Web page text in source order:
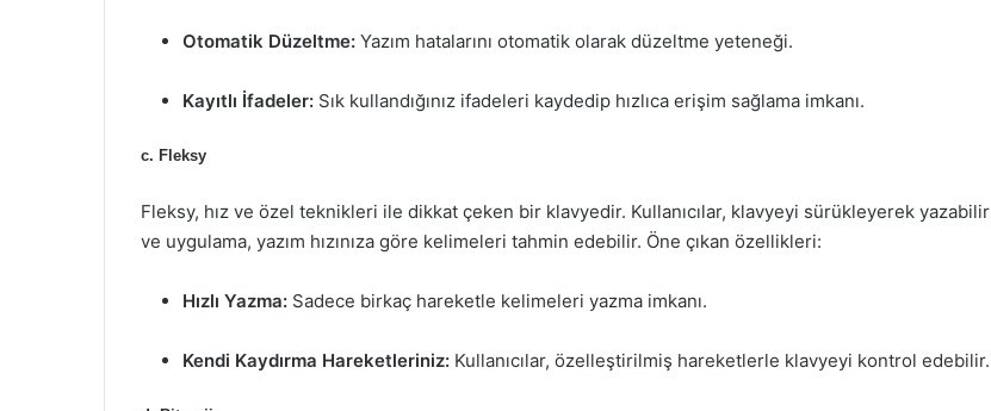
Otomatik Düzeltme: Yazım hatalarını otomatik olarak düzeltme yeteneği.
Kayıtlı İfadeler: Sık kullandığınız ifadeleri kaydedip hızlıca erişim sağlama imkanı.
c. Fleksy
Fleksy, hız ve özel teknikleri ile dikkat çeken bir klavyedir. Kullanıcılar, klavyeyi sürükleyerek yazabilir
ve uygulama, yazım hızınıza göre kelimeleri tahmin edebilir. Öne çıkan özellikleri:
Hızlı Yazma: Sadece birkaç hareketle kelimeleri yazma imkanı.
Kendi Kaydırma Hareketleriniz: Kullanıcılar, özelleştirilmiş hareketlerle klavyeyi kontrol edebilir.